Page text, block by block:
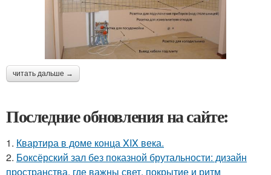
читать дальше →
Последние обновления на сайте:
1. Квартира в доме конца XIX века.
2. Боксёрский зал без показной брутальности: дизайн
пространства, где важны свет, покрытие и ритм